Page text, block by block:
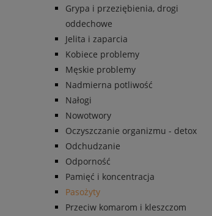
Grypa i przeziębienia, drogi
oddechowe
Jelita i zaparcia
Kobiece problemy
Męskie problemy
Nadmierna potliwość
Nałogi
Nowotwory
Oczyszczanie organizmu - detox
Odchudzanie
Odporność
Pamięć i koncentracja
Pasożyty
Przeciw komarom i kleszczom